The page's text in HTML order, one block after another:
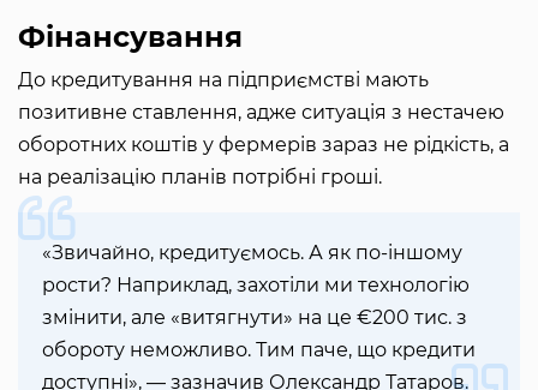
Фінансування
До кредитування на підприємстві мають
позитивне ставлення, адже ситуація з нестачею
оборотних коштів у фермерів зараз не рідкість, а
на реалізацію планів потрібні гроші.
«Звичайно, кредитуємось. А як по-іншому
рости? Наприклад, захотіли ми технологію
змінити, але «витягнути» на це €200 тис. з
обороту неможливо. Тим паче, що кредити
доступні», — зазначив Олександр Татаров.